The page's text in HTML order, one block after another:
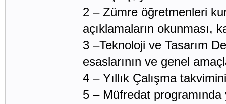
2 – Zümre öğretmenleri
açıklamaların okunması,
3 –Teknoloji ve Tasarım
esaslarının ve genel
4 – Yıllık Çalışma
5 – Müfredat